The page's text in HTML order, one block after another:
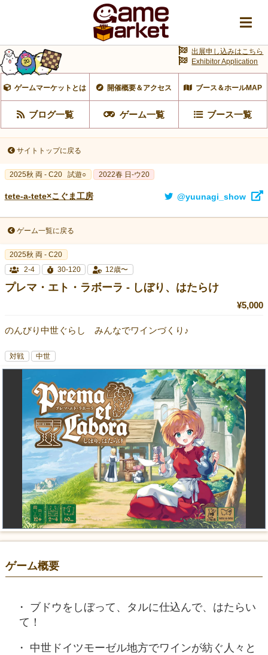
ゲームマーケットとは 開催概要＆アクセス ブース＆ホールMAP
ブログ一覧 ゲーム一覧 ブース一覧
出展申し込みはこちら
Exhibitor Application
サイトトップに戻る
2025秋 両 - C20 試遊○ 2022春 日-ウ20
tete-a-tete×こぐま工房 @yuunagi_show
ゲーム一覧に戻る
2025秋 両 - C20
2-4
30-120 12歳〜
プレマ・エト・ラボーラ - しぼり、はたらけ
¥5,000
のんびり中世ぐらし みんなでワインづくり♪
対戦 中世
ゲーム概要
ブドウをしぼって、タルに仕込んで、はたらい
て！
中世ドイツモーゼル地方でワインが紡ぐ人々と